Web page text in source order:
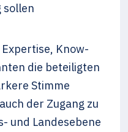
sollen
Know-
die beteiligten
Stimme
der Zugang zu
und Landesebene